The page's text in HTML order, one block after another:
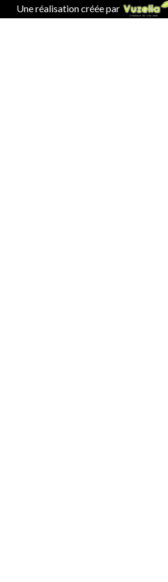
Une réalisation créée par